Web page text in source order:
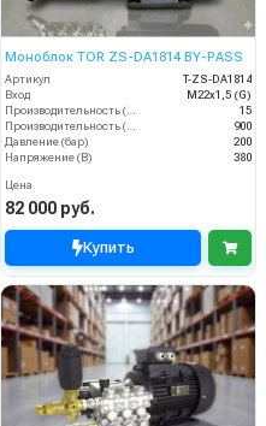
Моноблок TOR ZS-DA1814 BY-PASS
Артикул
T-ZS-DA1814
Вход
M22х1,5 (G)
15
900
Давление (бар)
200
Напряжение (В)
380
Цена
82 000 руб.
Купить